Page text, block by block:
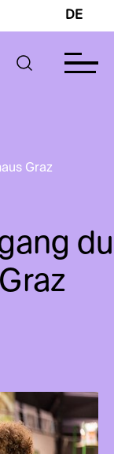
DE
Graz